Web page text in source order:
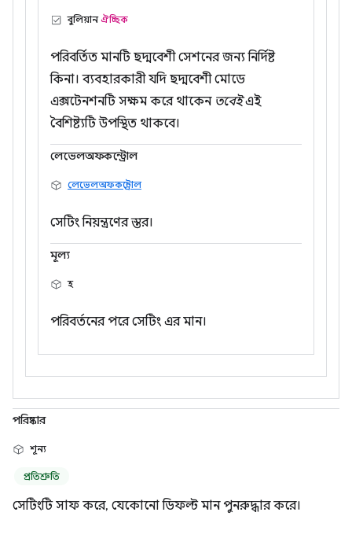
বুলিয়ানঐচ্ছিক
পরিবর্তিত মানটি ছদ্মবেশী সেশনের জন্য নির্দিষ্ট
কিনা। ব্যবহারকারী যদি ছদ্মবেশী মোডে
এক্সটেনশনটি সক্ষম করে থাকেন তবেইএই
বৈশিষ্ট্যটি উপস্থিত থাকবে।
লেভেলঅফকন্ট্রোল
লেভেলঅফকন্ট্রোল
সেটিং নিয়ন্ত্রণের স্তর।
মূল্য
হ
পরিবর্তনের পরে সেটিং এর মান।
পরিষ্কার
শূন্য
প্রতিশ্রুতি
সেটিংটি সাফ করে, যেকোনো ডিফল্ট মান পুনরুদ্ধার করে।